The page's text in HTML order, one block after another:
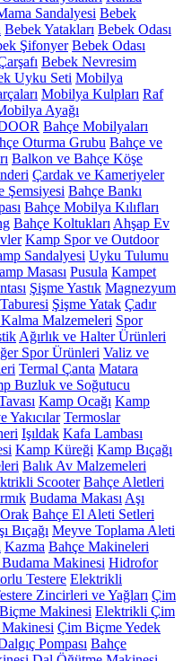
Sandalyesi Bebek
Bebek Yatakları Bebek Odası
Şifonyer Bebek Odası
Bebek Nevresim
Uyku Seti Mobilya
Mobilya Kulpları Raf
Ayağı
Bahçe Mobilyaları
Oturma Grubu Bahçe ve
Balkon ve Bahçe Köşe
Çardak ve Kameriyeler
Şemsiyesi Bahçe Bankı
Bahçe Mobilya Kılıfları
Bahçe Koltukları Ahşap Ev
Kamp Spor ve Outdoor
Sandalyesi Uyku Tulumu
Masası Pusula Kampet
Şişme Yastık Magnezyum
Şişme Yatak Çadır
Malzemeleri Spor
Ağırlık ve Halter Ürünleri
Spor Ürünleri Valiz ve
Termal Çanta Matara
Buzluk ve Soğutucu
Kamp Ocağı Kamp
Yakıcılar Termoslar
Işıldak Kafa Lambası
Kamp Küreği Kamp Bıçağı
Balık Av Malzemeleri
Scooter Bahçe Aletleri
Budama Makası Aşı
Orak Bahçe El Aleti Setleri
Bıçağı Meyve Toplama Aleti
Kazma Bahçe Makineleri
Makinesi Hidrofor
Testere Elektrikli
Zincirleri ve Yağları Çim
Makinesi Elektrikli Çim
Çim Biçme Yedek
Pompası Bahçe